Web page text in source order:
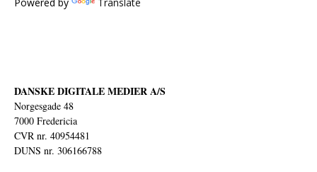
Powered by Translate
DANSKE DIGITALE MEDIER A/S
Norgesgade 48
7000 Fredericia
CVR nr. 40954481
DUNS nr. 306166788